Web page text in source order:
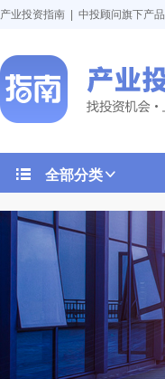
产业投资指南 | 中投顾问旗下产品
全部分类